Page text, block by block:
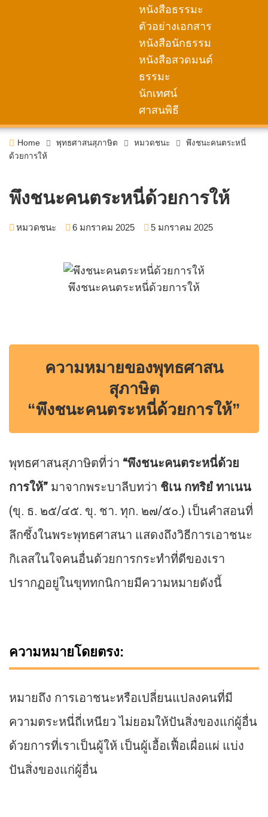
หนังสือธรรมะ
ตัวอย่างเอกสาร
หนังสือนักธรรม
หนังสือสวดมนต์
ธรรมะ
นักเทศน์
ศาสนพิธี
Home พุทธศาสนสุภาษิต หมวดชนะ
พึงชนะคนตระหนี่
ด้วยการให้
พึงชนะคนตระหนี่ด้วยการให้
หมวดชนะ 6 มกราคม 2025 5 มกราคม 2025
พึงชนะคนตระหนี่ด้วยการให้
ความหมายของพุทธศาสน
สุภาษิต
“พึงชนะคนตระหนี่ด้วยการให้”
พุทธศาสนสุภาษิตที่ว่า “พึงชนะคนตระหนี่ด้วย
การให้”มาจากพระบาลีบทว่า ชิเน กทริยํ ทาเนน
(ขุ. ธ. ๒๕/๔๕. ขุ. ชา. ทุก. ๒๗/๕๐.) เป็นคำสอนที่
ลึกซึ้งในพระพุทธศาสนา แสดงถึงวิธีการเอาชนะ
กิเลสในใจคนอื่นด้วยการกระทำที่ดีของเรา
ปรากฏอยู่ในขุททกนิกายมีความหมายดังนี้
ความหมายโดยตรง:
หมายถึง การเอาชนะหรือเปลี่ยนแปลงคนที่มี
ความตระหนี่ถี่เหนียว ไม่ยอมให้ปันสิ่งของแก่ผู้อื่น
ด้วยการที่เราเป็นผู้ให้ เป็นผู้เอื้อเฟื้อเผื่อแผ่ แบ่ง
ปันสิ่งของแก่ผู้อื่น